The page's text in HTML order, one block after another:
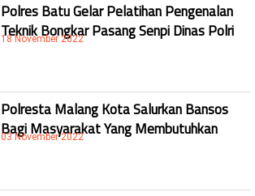
Polres Batu Gelar Pelatihan Pengenalan
Teknik Bongkar Pasang Senpi Dinas Polri
18 November 2022
Polresta Malang Kota Salurkan Bansos
Bagi Masyarakat Yang Membutuhkan
03 November 2022